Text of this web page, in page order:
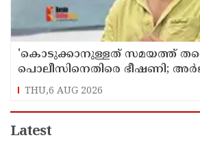
'കൊടുക്കാനുള്ളത് സമയത്ത്
പൊലീസിനെതിരെ ഭീഷണി;
ആയങ്കിക്കെതിരെ കേസെടുത്തു
THU,6 AUG 2026
Latest